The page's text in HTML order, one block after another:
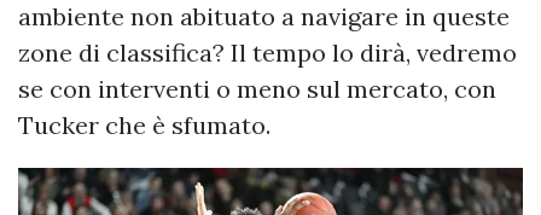
ambiente non abituato a navigare in queste
zone di classifica? Il tempo lo dirà, vedremo
se con interventi o meno sul mercato, con
Tucker che è sfumato.